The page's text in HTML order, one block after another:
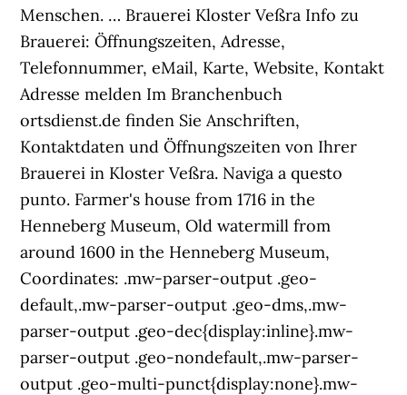
Menschen. … Brauerei Kloster Veßra Info zu
Brauerei: Öffnungszeiten, Adresse,
Telefonnummer, eMail, Karte, Website, Kontakt
Adresse melden Im Branchenbuch
ortsdienst.de finden Sie Anschriften,
Kontaktdaten und Öffnungszeiten von Ihrer
Brauerei in Kloster Veßra. Naviga a questo
punto. Farmer's house from 1716 in the
Henneberg Museum, Old watermill from
around 1600 in the Henneberg Museum,
Coordinates: .mw-parser-output .geo-
default,.mw-parser-output .geo-dms,.mw-
parser-output .geo-dec{display:inline}.mw-
parser-output .geo-nondefault,.mw-parser-
output .geo-multi-punct{display:none}.mw-